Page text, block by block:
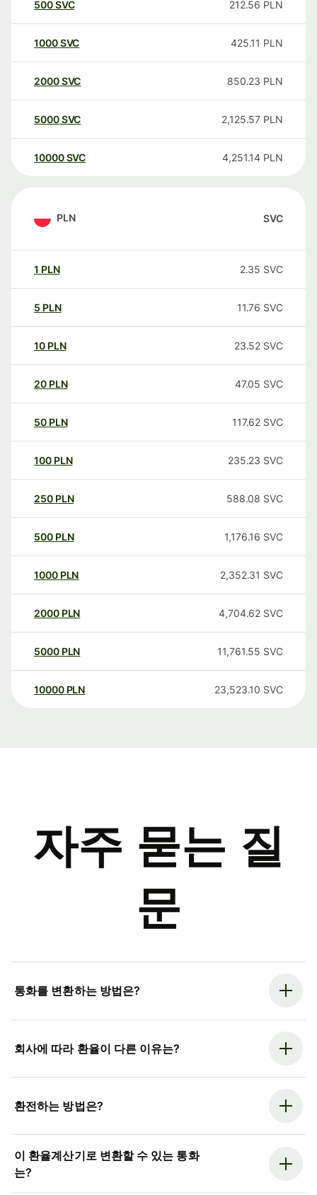
500SVC 212.56 PLN
1000SVC 425.11 PLN
2000SVC 850.23 PLN
5000SVC 2,125.57 PLN
10000 SVC 4,251.14 PLN
PLN SVC
1 PLN 2.35 SVC
5 PLN 11.76 SVC
10 PLN 23.52 SVC
20 PLN 47.05 SVC
50 PLN 117.62 SVC
100 PLN 235.23 SVC
250 PLN 588.08 SVC
500 PLN 1,176.16 SVC
1000 PLN 2,352.31 SVC
2000 PLN 4,704.62 SVC
5000 PLN 11,761.55 SVC
10000 PLN 23,523.10 SVC
자주 묻는 질
문
통화를 변환하는 방법은?
회사에 따라 환율이 다른 이유는?
환전하는 방법은?
이 환율계산기로 변환할 수 있는 통화
는?